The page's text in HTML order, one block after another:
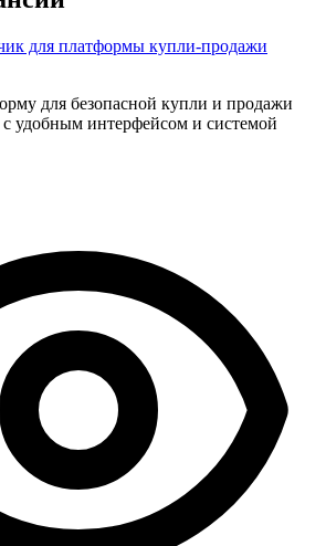
для платформы купли-продажи
для безопасной купли и продажи
удобным интерфейсом и системой